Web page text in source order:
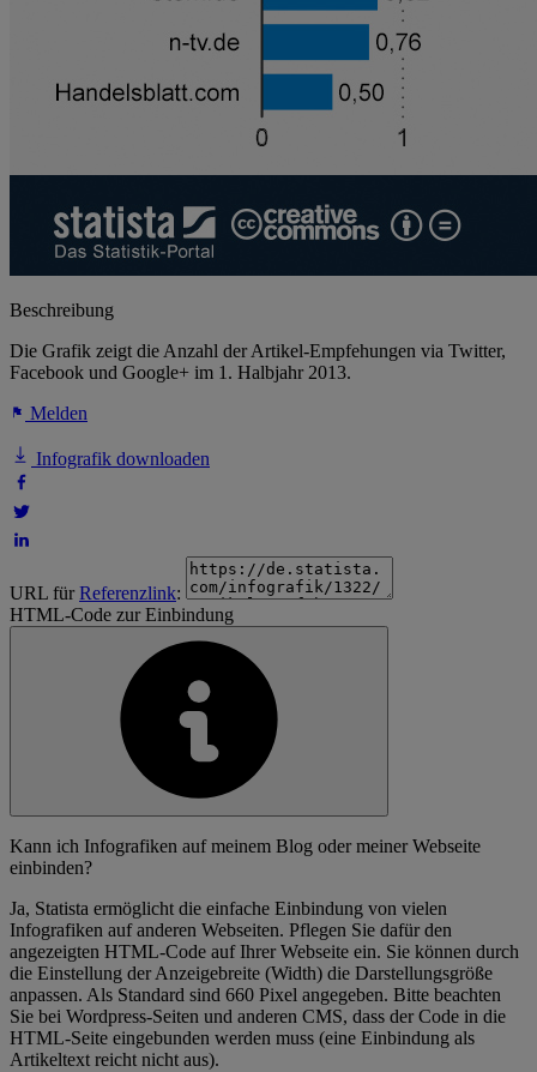
Beschreibung
Die Grafik zeigt die Anzahl der Artikel-Empfehungen via Twitter,
Facebook und Google+ im 1. Halbjahr 2013.
Melden
Infografik downloaden
URL fürReferenzlink:
HTML-Code zur Einbindung
Kann ich Infografiken auf meinem Blog oder meiner Webseite
einbinden?
Ja, Statista ermöglicht die einfache Einbindung von vielen
Infografiken auf anderen Webseiten. Pflegen Sie dafür den
angezeigten HTML-Code auf Ihrer Webseite ein. Sie können durch
die Einstellung der Anzeigebreite (Width) die Darstellungsgröße
anpassen. Als Standard sind 660 Pixel angegeben. Bitte beachten
Sie bei Wordpress-Seiten und anderen CMS, dass der Code in die
HTML-Seite eingebunden werden muss (eine Einbindung als
Artikeltext reicht nicht aus).